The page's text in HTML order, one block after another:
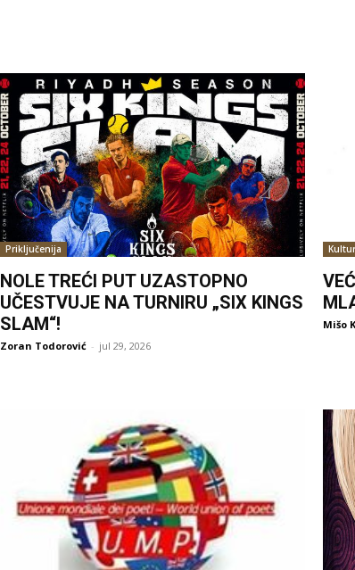
Priključenija
NOLE TREĆI PUT UZASTOPNO
UČESTVUJE NA TURNIRU „SIX KINGS
SLAM“!
Zoran Todorović - jul 29, 2026
Mišo